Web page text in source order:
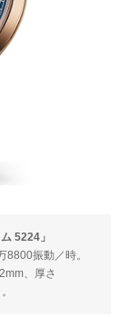
5224」
振動／時。
、厚さ